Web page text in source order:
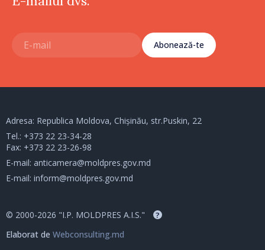
Abonează-te
Adresa: Republica Moldova, Chișinău, str.Puskin, 22
Tel.: +373 22 23-34-28
Fax: +373 22 23-26-98
E-mail: anticamera@moldpres.gov.md
E-mail: inform@moldpres.gov.md
© 2000-2026 "I.P. MOLDPRES A.I.S." ?
Elaborat de Webconsulting.md